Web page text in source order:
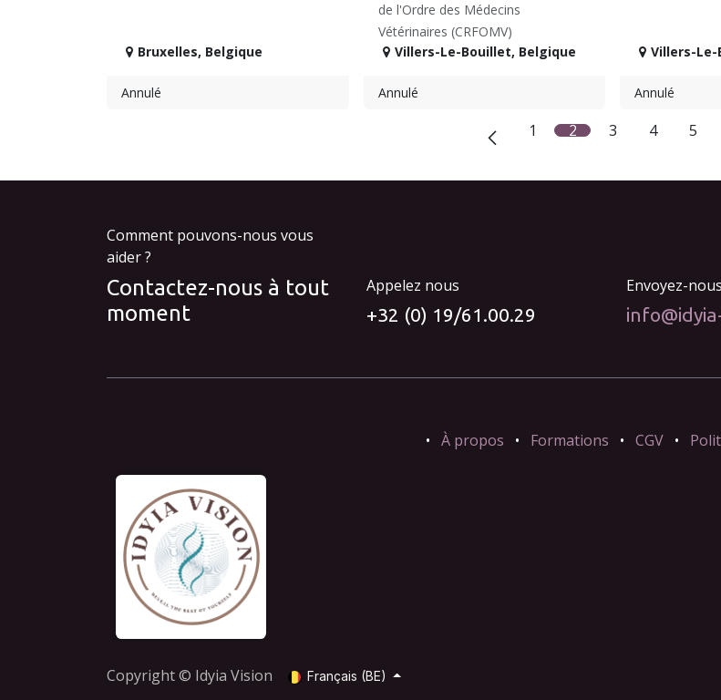
Bruxelles, Belgique
Annulé
de l'Ordre des Médecins
Vétérinaires (CRFOMV)
Villers-Le-Bouillet, Belgique
Annulé
Villers-
Annulé
1 2 3 4 5
Comment pouvons-nous vous
aider ?
Contactez-nous à tout
moment
Appelez nous
+32 (0) 19/61.00.29
Envoyez-
• À propos • Formations • CGV •
Copyright © Idyia Vision Français (BE)